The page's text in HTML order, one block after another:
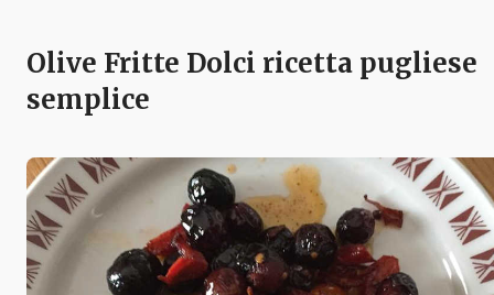
Olive Fritte Dolci ricetta pugliese
semplice